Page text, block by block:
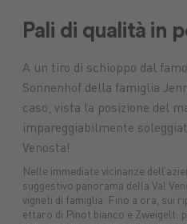
Protezione
Macchine
Mercato
macchine
Pali di qualità in
A un tiro di schioppo dal
Sonnenhof della famiglia
caso, vista la posizione del
impareggiabilmente
Venosta!
Nelle immediate vicinanze
suggestivo panorama della Val
vigneti di famiglia. Fino a ora, sui
ettaro di Pinot bianco e Zweigelt: